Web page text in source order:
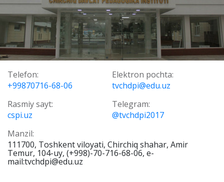
Telefon:
+99870716-68-06
Elektron pochta:
tvchdpi@edu.uz
Rasmiy sayt:
cspi.uz
Telegram:
@tvchdpi2017
Manzil:
111700, Toshkent viloyati, Chirchiq shahar, Amir
Temur, 104-uy, (+998)-70-716-68-06, e-
mail:tvchdpi@edu.uz